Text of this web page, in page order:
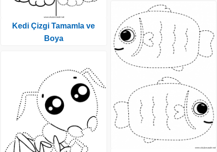
Kedi Çizgi Tamamla ve
Boya